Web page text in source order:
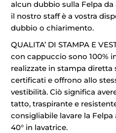
alcun dubbio sulla Felpa
il nostro staff è a vostra
dubbio o chiarimento.
QUALITA’ DI STAMPA E
con cappuccio sono 100%
realizzate in stampa
certificati e offrono allo
vestibilità. Ciò significa
tatto, traspirante e
consigliabile lavare la
40° in lavatrice.